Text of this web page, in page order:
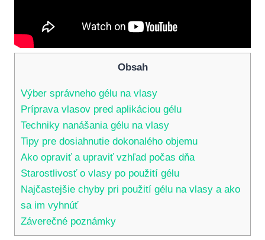
Obsah
Výber správneho gélu na vlasy
Príprava vlasov pred aplikáciou gélu
Techniky nanášania gélu na vlasy
Tipy pre dosiahnutie dokonalého objemu
Ako opraviť a upraviť vzhľad počas dňa
Starostlivosť o vlasy po použití gélu
Najčastejšie chyby pri použití gélu na vlasy a ako
sa im vyhnúť
Záverečné poznámky